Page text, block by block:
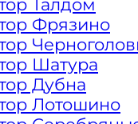
Талдом
Фрязино
Шатура
Дубна
Лотошино